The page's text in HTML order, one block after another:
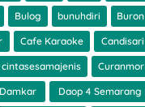
Bulog bunuhdiri Buron
Cafe Karaoke Candisari
cintasesamajenis Curanmor
Damkar Daop 4 Semarang